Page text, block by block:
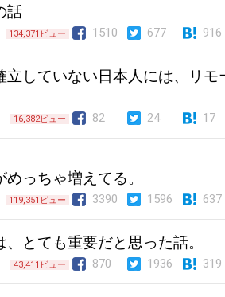
話
134,371ビュー 1510 677 916
立していない日本人には、リモ
16,382ビュー 82 24 17
っちゃ増えてる。
119,351ビュー 3390 1596 637
とても重要だと思った話。
43,411ビュー 870 1936 319